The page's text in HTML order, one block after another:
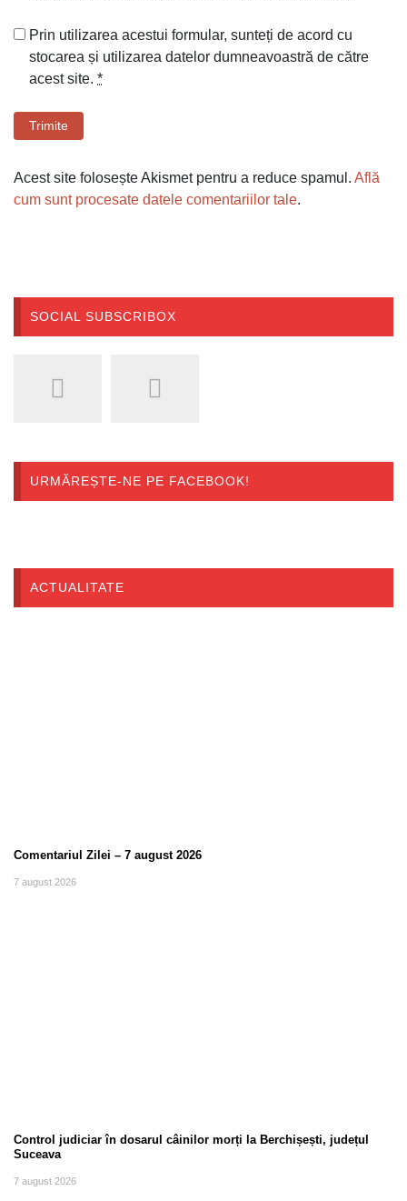
Prin utilizarea acestui formular, sunteți de acord cu
stocarea și utilizarea datelor dumneavoastră de către
acest site. *
Trimite
Acest site folosește Akismet pentru a reduce spamul. Află
cum sunt procesate datele comentariilor tale.
SOCIAL SUBSCRIBOX
URMĂREȘTE-NE PE FACEBOOK!
ACTUALITATE
Comentariul Zilei – 7 august 2026
7 august 2026
Control judiciar în dosarul câinilor morți la Berchișești, județul
Suceava
7 august 2026